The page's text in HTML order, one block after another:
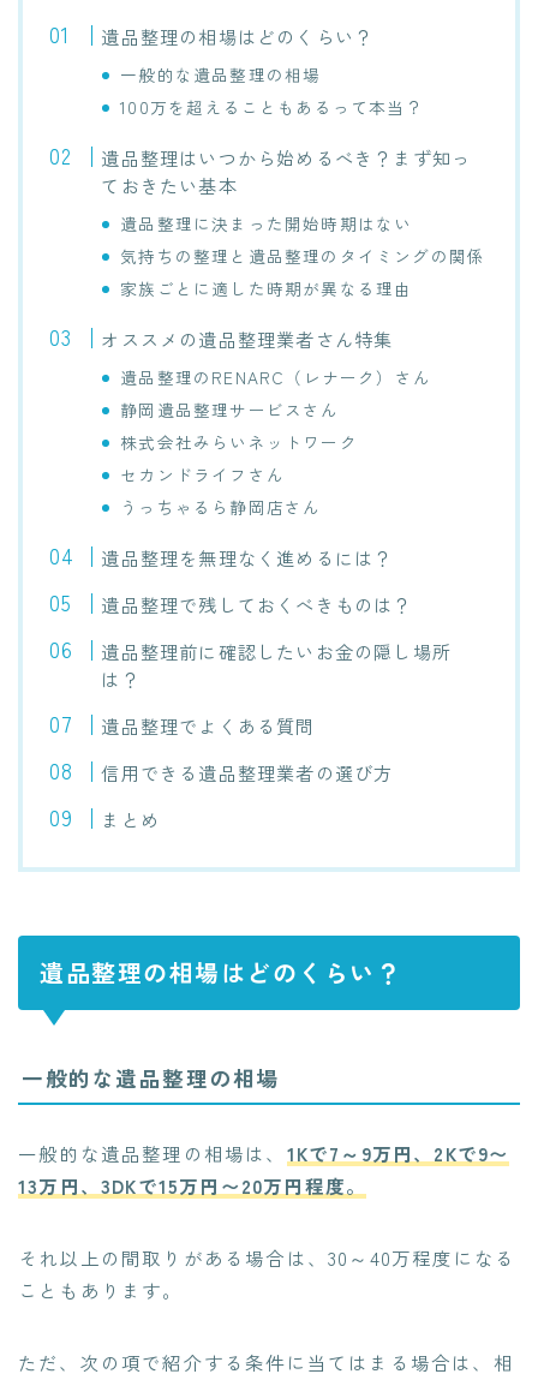
遺品整理の相場はどのくらい？
一般的な遺品整理の相場
100万を超えることもあるって本当？
遺品整理はいつから始めるべき？まず知っ
ておきたい基本
遺品整理に決まった開始時期はない
気持ちの整理と遺品整理のタイミングの関係
家族ごとに適した時期が異なる理由
オススメの遺品整理業者さん特集
遺品整理のRENARC（レナーク）さん
静岡遺品整理サービスさん
株式会社みらいネットワーク
セカンドライフさん
うっちゃるら静岡店さん
遺品整理を無理なく進めるには？
遺品整理で残しておくべきものは？
遺品整理前に確認したいお金の隠し場所
は？
遺品整理でよくある質問
信用できる遺品整理業者の選び方
まとめ
遺品整理の相場はどのくらい？
一般的な遺品整理の相場
一般的な遺品整理の相場は、 1Kで7～9万円、2Kで9〜
13万円、3DKで15万円〜20万円程度。
それ以上の間取りがある場合は、30～40万程度になる
ことも あります。
ただ、次の項で紹介する条件に当てはまる場合は、相